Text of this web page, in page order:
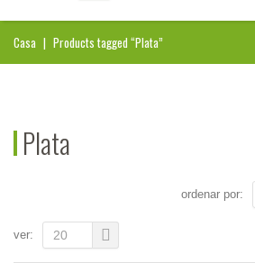
Casa | Products tagged “Plata”
Plata
ordenar por:
ver: 20